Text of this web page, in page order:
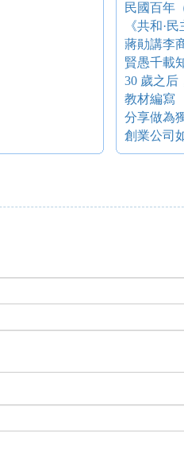
民國百年
《共和·
蔣勛講李
賢愚千載
30 歲之后
教材編寫
分享做為
創業公司